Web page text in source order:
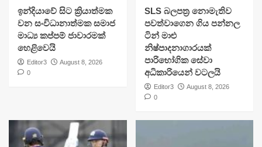
​ඉන්දියාවේ සිට ක්‍රියාත්මක
වන සංවිධානාත්මක සමාජ
මාධ්‍ය කප්පම් ජාවාරමක්
හෙළිවෙයි
Editor3
August 8, 2026
0
SLS බලපත්‍ර නොමැතිව
පවත්වාගෙන ගිය පන්නල
ටින් මාළු
නිෂ්පාදනාගාරයක්
පාරිභෝගික සේවා
අධිකාරියෙන් වටලයි
Editor3
August 8, 2026
0